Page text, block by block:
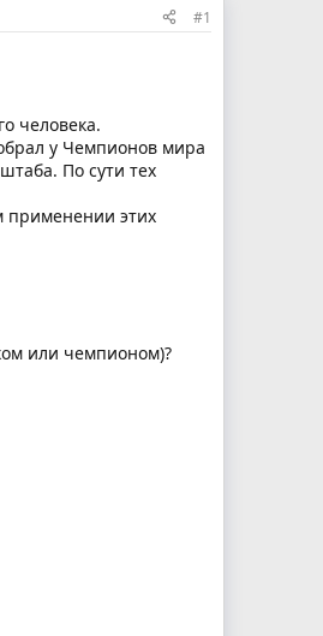
#1
человека.
у Чемпионов мира
По сути тех
применении этих
или чемпионом)?